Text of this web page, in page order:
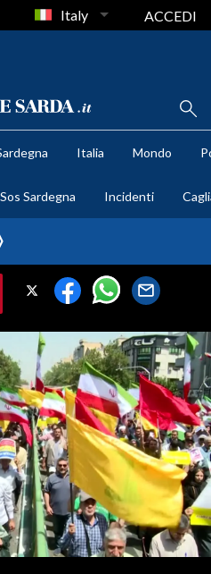
Italy ACCEDI
Italia Mondo
Sos Sardegna Incidenti